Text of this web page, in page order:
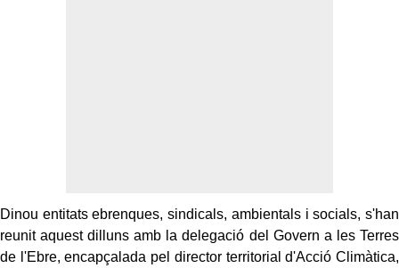
Dinou entitats ebrenques, sindicals, ambientals i socials, s'han
reunit aquest dilluns amb la delegació del Govern a les Terres
de l'Ebre, encapçalada pel director territorial d'Acció Climàtica,